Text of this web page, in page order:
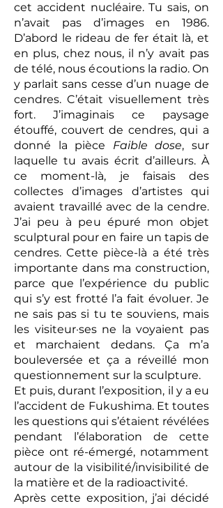
cet accident nucléaire. Tu sais, on
n’avait pas d’images en 1986.
D’abord le rideau de fer était là, et
en plus, chez nous, il n’y avait pas
de télé, nous écoutions la radio. On
y parlait sans cesse d’un nuage de
cendres. C’était visuellement très
fort. J’imaginais ce paysage
étouffé, couvert de cendres, qui a
donné la pièce Faible dose, sur
laquelle tu avais écrit d’ailleurs. À
ce moment-là, je faisais des
collectes d’images d’artistes qui
avaient travaillé avec de la cendre.
J’ai peu à peu épuré mon objet
sculptural pour en faire un tapis de
cendres. Cette pièce-là a été très
importante dans ma construction,
parce que l’expérience du public
qui s’y est frotté l’a fait évoluer. Je
ne sais pas si tu te souviens, mais
les visiteur·ses ne la voyaient pas
et marchaient dedans. Ça m’a
bouleversée et ça a réveillé mon
questionnement sur la sculpture.
Et puis, durant l’exposition, il y a eu
l’accident de Fukushima. Et toutes
les questions qui s’étaient révélées
pendant l’élaboration de cette
pièce ont ré-émergé, notamment
autour de la visibilité/invisibilité de
la matière et de la radioactivité.
Après cette exposition, j’ai décidé